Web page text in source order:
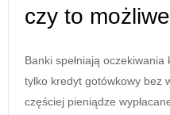
czy to
Banki spełniają
tylko kredyt gotówkowy bez
częściej pieniądze